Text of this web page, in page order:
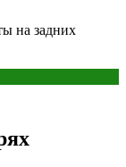
на задних